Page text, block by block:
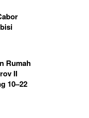
Rumah
II
10–22